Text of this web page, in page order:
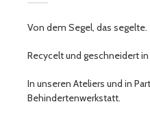
Von dem Segel, das segelte.
Recycelt und geschneidert
In unseren Ateliers und in
Behindertenwerkstatt.